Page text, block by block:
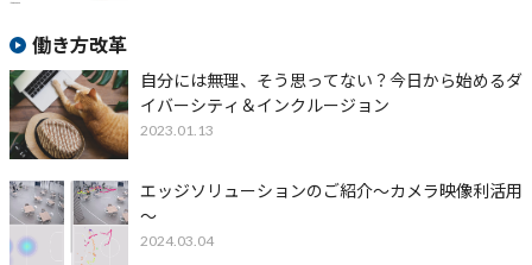
働き方改革
自分には無理、そう思ってない？今日から始めるダ
イバーシティ＆インクルージョン
2023.01.13
エッジソリューションのご紹介～カメラ映像利活用
～
2024.03.04